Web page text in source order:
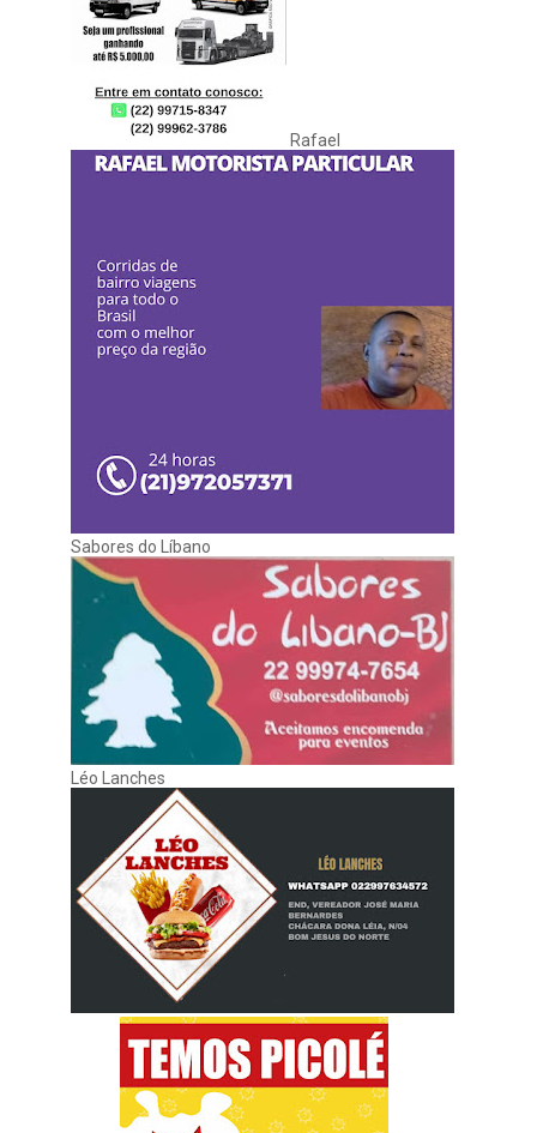
Rafael
Sabores do Líbano
Léo Lanches